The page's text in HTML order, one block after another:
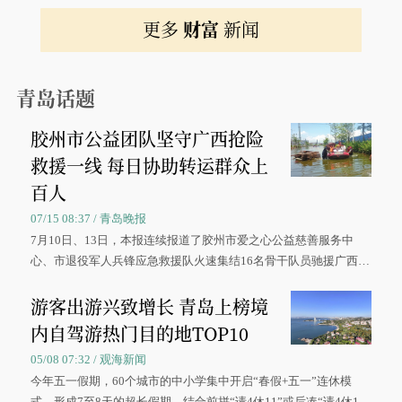
更多 财富 新闻
青岛话题
胶州市公益团队坚守广西抢险
救援一线 每日协助转运群众上
百人
07/15 08:37 / 青岛晚报
7月10日、13日，本报连续报道了胶州市爱之心公益慈善服务中
心、市退役军人兵锋应急救援队火速集结16名骨干队员驰援广西灾
游客出游兴致增长 青岛上榜境
内自驾游热门目的地TOP10
05/08 07:32 / 观海新闻
今年五一假期，60个城市的中小学集中开启“春假+五一”连休模